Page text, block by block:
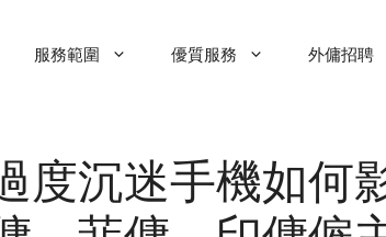
服務範圍 優質服務 外傭招聘
度沉迷手機如何